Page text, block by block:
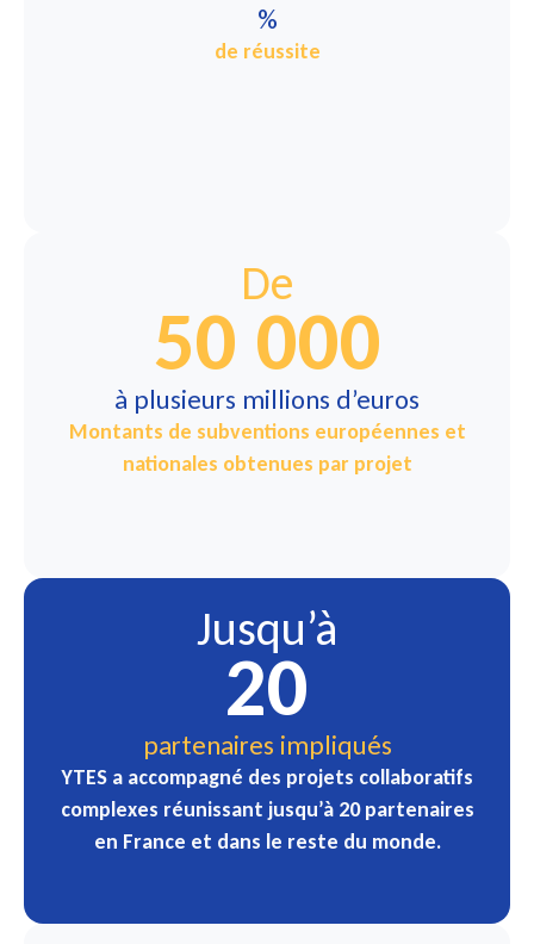
%
de réussite
De
à plusieurs millions d’euros
50 000
Montants de subventions européennes et
nationales obtenues par projet
Jusqu’à
partenaires impliqués
20
YTES a accompagné des projets collaboratifs
complexes réunissant jusqu’à 20 partenaires
en France et dans le reste du monde.